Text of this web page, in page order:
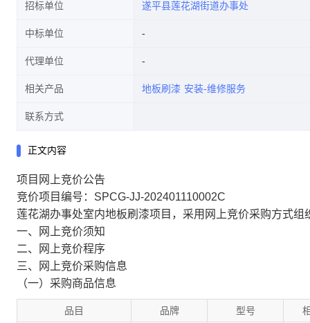
招标单位 遂平县莲花湖街道办事处
中标单位
代理单位
相关产品 地板刷漆 安装-维修服务
联系方式
正文内容
项目网上竞价公告
竞价项目编号：SPCG-JJ-202401110002C
莲花湖办事处室内地板刷漆项目，采用网上竞价采购方式
一、网上竞价须知
二、网上竞价程序
三、网上竞价采购信息
（一）采购商品信息
品目 品牌 型号